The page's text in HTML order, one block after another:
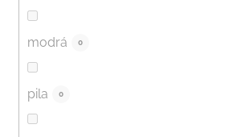
modrá 0
pila 0